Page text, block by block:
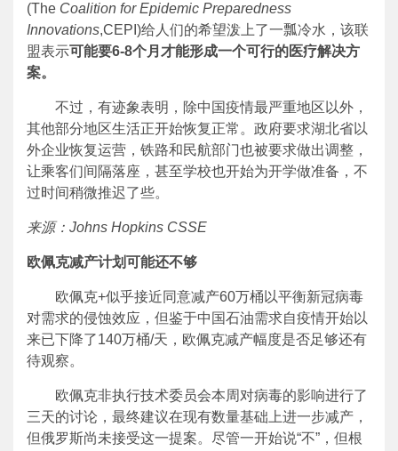
(The Coalition for Epidemic Preparedness
Innovations,CEPI)给人们的希望泼上了一瓢冷水，该联
盟表示可能要6-8个月才能形成一个可行的医疗解决方
案。
不过，有迹象表明，除中国疫情最严重地区以外，
其他部分地区生活正开始恢复正常。政府要求湖北省以
外企业恢复运营，铁路和民航部门也被要求做出调整，
让乘客们间隔落座，甚至学校也开始为开学做准备，不
过时间稍微推迟了些。
来源： Johns Hopkins CSSE
欧佩克减产计划可能还不够
欧佩克+似乎接近同意减产60万桶以平衡新冠病毒
对需求的侵蚀效应，但鉴于中国石油需求自疫情开始以
来已下降了140万桶/天，欧佩克减产幅度是否足够还有
待观察。
欧佩克非执行技术委员会本周对病毒的影响进行了
三天的讨论，最终建议在现有数量基础上进一步减产，
但俄罗斯尚未接受这一提案。尽管一开始说“不”，但根